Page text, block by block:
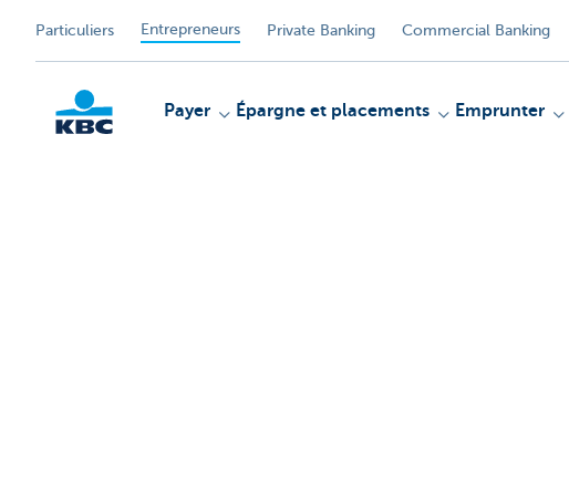
Particuliers Entrepreneurs Private Banking Commercial Banking
Payer Épargne et placements Emprunter